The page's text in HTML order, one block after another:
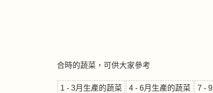
合時的蔬菜，可供大家參考
1 - 3月生產的蔬菜 4 - 6月生產的蔬菜 7 - 9